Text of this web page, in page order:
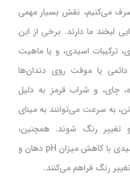
می‌کنیم، نقش بسیار مهمی
لبخند ما دارند. برخی از این
ترکیبات اسیدی، و یا ماهیت
یا موقت روی دندان‌ها
چای، و شراب قرمز به دلیل
به سرعت می‌توانند به مینای
تغییر رنگ شوند. همچنین،
نوشابه‌های گازدار و نوشیدنی‌های اسیدی با کاهش میزان pH دهان و
رنگ فراهم می‌کنند.